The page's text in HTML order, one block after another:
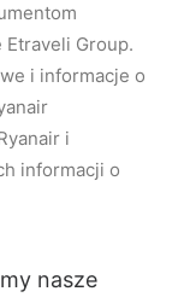
Group.
i informacje o
i
informacji o
nasze